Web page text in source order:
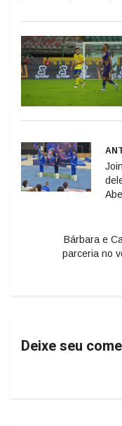
Bárbara e
parceria no
Deixe seu